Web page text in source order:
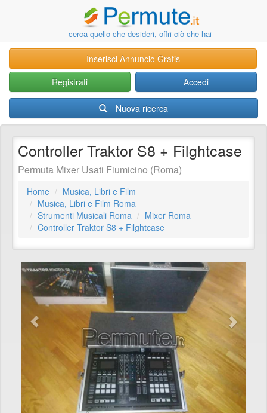
cerca quello che desideri, offri ciò che hai
Inserisci Annuncio Gratis
Registrati
Accedi
Nuova ricerca
Controller Traktor S8 + Filghtcase
Permuta Mixer Usati Fiumicino (Roma)
Home
Musica, Libri e Film
Musica, Libri e Film Roma
Strumenti Musicali Roma
Mixer Roma
Controller Traktor S8 + Filghtcase